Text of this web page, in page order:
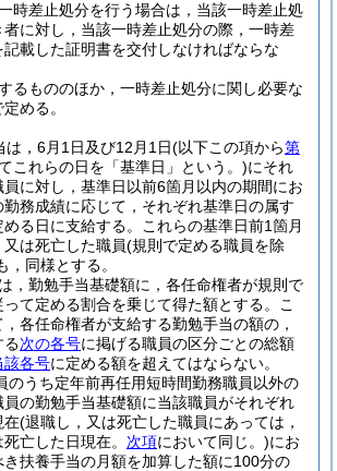
時差止処分を行う場合は，当該一時差止処
に対し，当該一時差止処分の際，一時差
記載した証明書を交付しなければならな
るもののほか，一時差止処分に関し必要な
める。
は，6月1日及び12月1日(以下この項から第
これらの日を「基準日」という。)にそれ
に対し，基準日以前6箇月以内の期間にお
務成績に応じて，それぞれ基準日の属す
る日に支給する。
これらの基準日前1箇月
は死亡した職員(規則で定める職員を除
，同様とする。
，勤勉手当基礎額に，各任命権者が規則で
て定める割合を乗じて得た額とする。
こ
各任命権者が支給する勤勉手当の額の，
る次の各号に掲げる職員の区分ごとの総額
該各号に定める額を超えてはならない。
のうち定年前再任用短時間勤務職員以外の
の勤勉手当基礎額に当該職員がそれぞれ
在(退職し，又は死亡した職員にあっては，
亡した日現在。 次項において同じ。)にお
き扶養手当の月額を加算した額に100分の